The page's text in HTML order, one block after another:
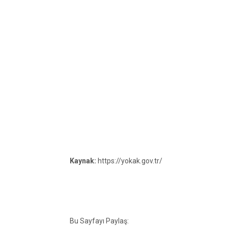
Kaynak: https://yokak.gov.tr/
Bu Sayfayı Paylaş: